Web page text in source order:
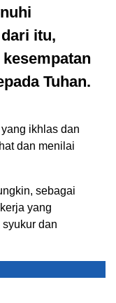
itu,
Tuhan.
ikhlas dan
dan menilai
sebagai
yang
dan